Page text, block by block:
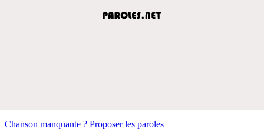
Chanson manquante ? Proposer les paroles